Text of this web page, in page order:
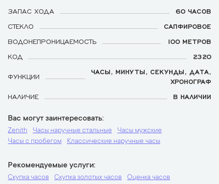
ЗАПАС ХОДА
60 ЧАСОВ
СТЕКЛО
САПФИРОВОЕ
ВОДОНЕПРОНИЦАЕМОСТЬ
100 МЕТРОВ
КОД
2320
ФУНКЦИИ
ЧАСЫ, МИНУТЫ, СЕКУНДЫ, ДАТА,
ХРОНОГРАФ
НАЛИЧИЕ
В НАЛИЧИИ
Вас могут заинтересовать
Zenith Часы наручные стальные
Часы мужские
Часы с пробегом
Классические наручные часы
Рекомендуемые услуги
Скупка часов Скупка золотых часов
Оценка часов